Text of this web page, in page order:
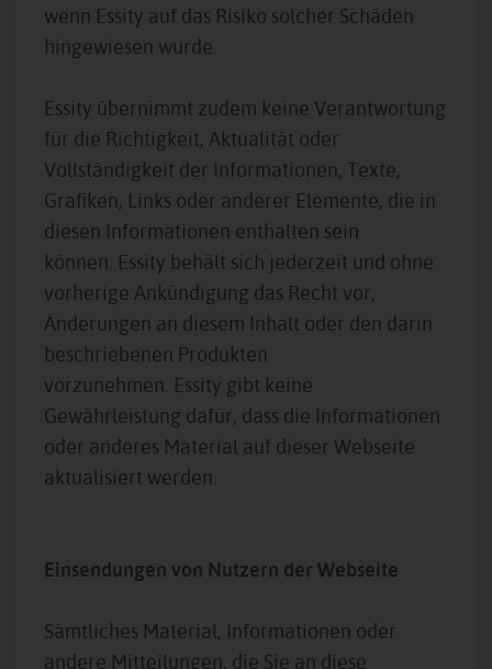
wenn Essity auf das Risiko solcher Schäden
hingewiesen wurde.
Essity übernimmt zudem keine Verantwortung
für die Richtigkeit, Aktualität oder
Vollständigkeit der Informationen, Texte,
Grafiken, Links oder anderer Elemente, die in
diesen Informationen enthalten sein
können. Essity behält sich jederzeit und ohne
vorherige Ankündigung das Recht vor,
Änderungen an diesem Inhalt oder den darin
beschriebenen Produkten
vorzunehmen. Essity gibt keine
Gewährleistung dafür, dass die Informationen
oder anderes Material auf dieser Webseite
aktualisiert werden.
Einsendungen von Nutzern der Webseite
Sämtliches Material, Informationen oder
andere Mitteilungen, die Sie an diese